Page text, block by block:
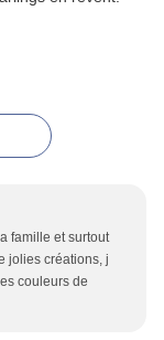
famille et surtout
jolies créations, j
couleurs de